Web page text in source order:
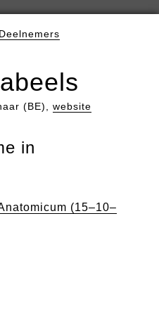
Deelnemers
(BE), website
in
(15–10–